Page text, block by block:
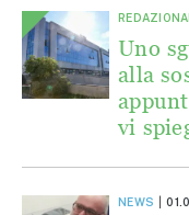
Uno
alla
vi
NEWS